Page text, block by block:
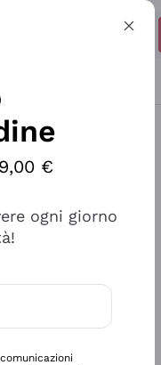
€
ogni giorno